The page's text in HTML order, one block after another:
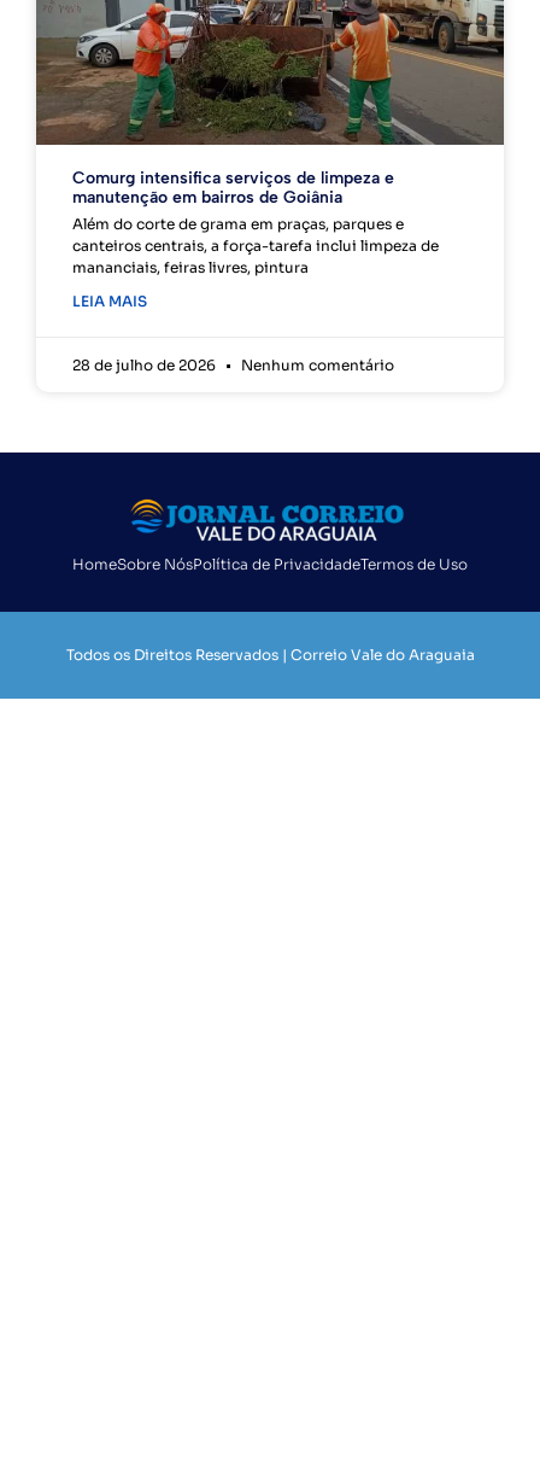
Comurg intensifica serviços de limpeza e
manutenção em bairros de Goiânia
Além do corte de grama em praças, parques e
canteiros centrais, a força-tarefa inclui limpeza de
mananciais, feiras livres, pintura
LEIA MAIS
28 de julho de 2026 Nenhum comentário
HomeSobre NósPolítica de PrivacidadeTermos de Uso
Todos os Direitos Reservados | Correio Vale do Araguaia